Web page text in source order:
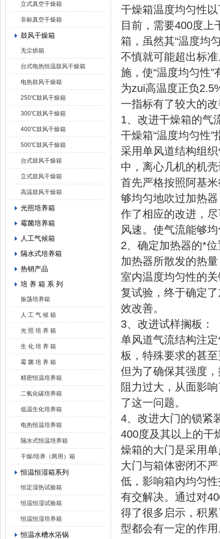
立式真空干燥箱
非标真空干燥箱
鼓风干燥箱
无尘烘箱
台式电热恒温鼓风干燥箱
电热鼓风干燥箱
250℃鼓风干燥箱
300℃鼓风干燥箱
400℃鼓风干燥箱
500℃鼓风干燥箱
台式鼓风干燥箱
立式鼓风干燥箱
高温鼓风干燥箱
光照培养箱
霉菌培养箱
人工气候箱
隔水式培养箱
热销产品
培 养 箱 系 列
振荡培养箱
人 工 气 候 箱
光 照 培 养 箱
生 化 培 养 箱
霉 菌 培 养 箱
精密恒温培养箱
二氧化碳培养箱
低温生化培养箱
电热恒温培养箱
隔水式恒温培养箱
干燥/培养（两用）箱
恒温恒湿箱系列
恒定湿热试验箱
恒温恒湿试验箱
恒温恒湿培养箱
恒温水槽水浴锅
干燥箱温度均匀性
目前，需要400度上
箱，虽然其“温度均
不慎就可能超出标
施，使“温度均匀性
为zui高温度正负
一指标有了较大的
1、改进干燥箱的气
干燥箱“温度均匀性
采用单风道结构组
中，离心几机的机
首先严格按照阿基
够均匀地吹过加热
作了相应的改进，
风速。使气流能够
2、确定加热器的*
加热器所散发的热
室内温度均匀性的
复试验，终于确定
效改善。
3、改进试样搁板：
单风道气流结构注
板，特殊要求的甚
但为了确保其强度
阻力过大，从面影
了这一问题。
4、改进大门的锁紧
400度及其以上的干
燥箱的大门是采用
大门与箱体密闭不
低，影响箱内均匀
有交解决。通过对
得了很多启示，积
型都会有一定的作